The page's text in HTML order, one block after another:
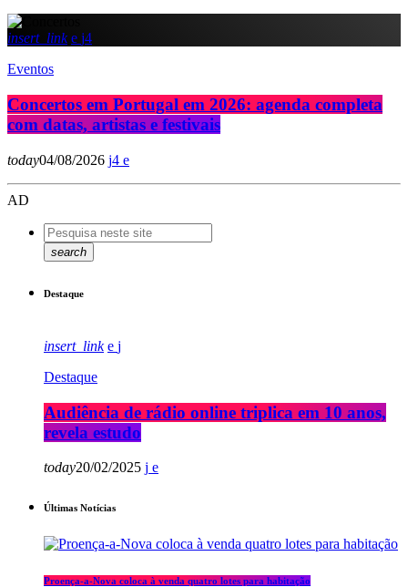
insert_link
4
Eventos
Concertos em Portugal em 2026: agenda completa
com datas, artistas e festivais
today04/08/2026 4
AD
search
Destaque
insert_link
Destaque
Audiência de rádio online triplica em 10 anos,
revela estudo
today20/02/2025
Últimas Notícias
Proença-a-Nova coloca à venda quatro lotes para habitação